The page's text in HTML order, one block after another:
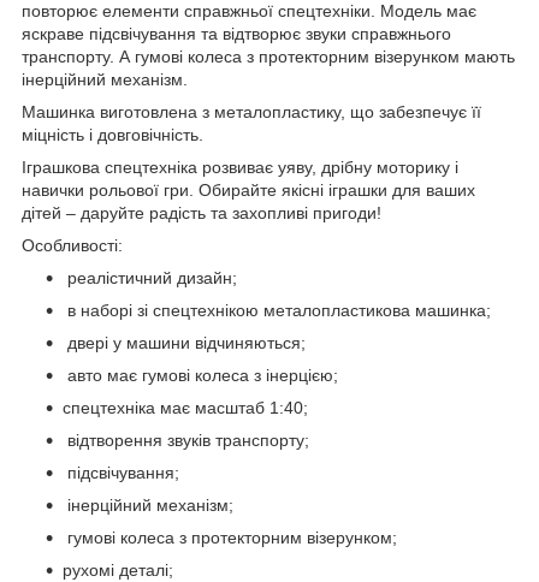
повторює елементи справжньої спецтехніки. Модель має
яскраве підсвічування та відтворює звуки справжнього
транспорту. А гумові колеса з протекторним візерунком мають
інерційний механізм.
Машинка виготовлена з металопластику, що забезпечує її
міцність і довговічність.
Іграшкова спецтехніка розвиває уяву, дрібну моторику і
навички рольової гри. Обирайте якісні іграшки для ваших
дітей – даруйте радість та захопливі пригоди!
Особливості:
реалістичний дизайн;
в наборі зі спецтехнікою металопластикова машинка;
двері у машини відчиняються;
авто має гумові колеса з інерцією;
спецтехніка має масштаб 1:40;
відтворення звуків транспорту;
підсвічування;
інерційний механізм;
гумові колеса з протекторним візерунком;
рухомі деталі;